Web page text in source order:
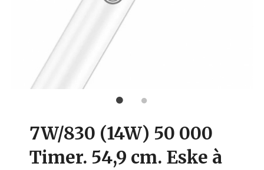
7W/830 (14W) 50 000
Timer. 54,9 cm. Eske à